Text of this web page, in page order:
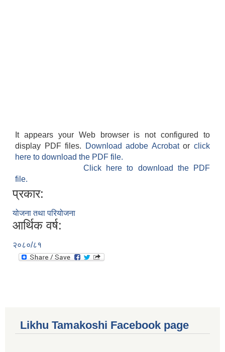
It appears your Web browser is not configured to
display PDF files.
Download adobe Acrobatorclick
here to download the PDF file.
Click here to download the PDF
file.
प्रकार:
योजना तथा परियोजना
आर्थिक वर्ष:
२०८०/८१
Likhu Tamakoshi Facebook page